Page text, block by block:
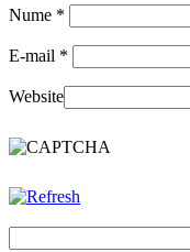
Nume *
E-mail *
Website